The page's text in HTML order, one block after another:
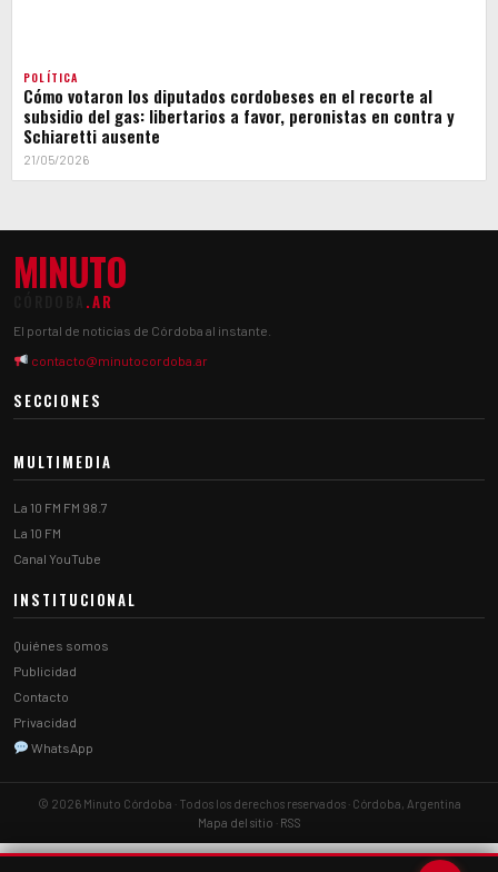
POLÍTICA
Cómo votaron los diputados cordobeses en el recorte al
subsidio del gas: libertarios a favor, peronistas en contra y
Schiaretti ausente
21/05/2026
MINUTO
.AR
El portal de noticias de Córdoba al instante.
contacto@minutocordoba.ar
SECCIONES
MULTIMEDIA
La 10 FM FM 98.7
La 10 FM
Canal YouTube
INSTITUCIONAL
Quiénes somos
Publicidad
Contacto
Privacidad
WhatsApp
© 2026 Minuto Córdoba · Todos los derechos reservados · Córdoba, Argentina
Mapa del sitio · RSS